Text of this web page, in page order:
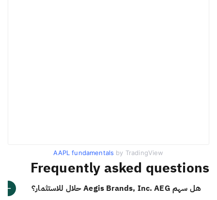
AAPL fundamentals by TradingView
Frequently asked questions
هل سهم Aegis Brands, Inc. AEG حلال للاستثمار؟